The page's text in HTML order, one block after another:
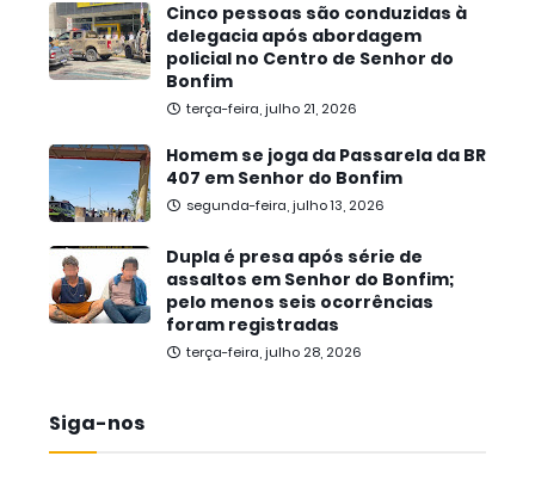
Cinco pessoas são conduzidas à
delegacia após abordagem
policial no Centro de Senhor do
Bonfim
terça-feira, julho 21, 2026
Homem se joga da Passarela da BR
407 em Senhor do Bonfim
segunda-feira, julho 13, 2026
Dupla é presa após série de
assaltos em Senhor do Bonfim;
pelo menos seis ocorrências
foram registradas
terça-feira, julho 28, 2026
Siga-nos